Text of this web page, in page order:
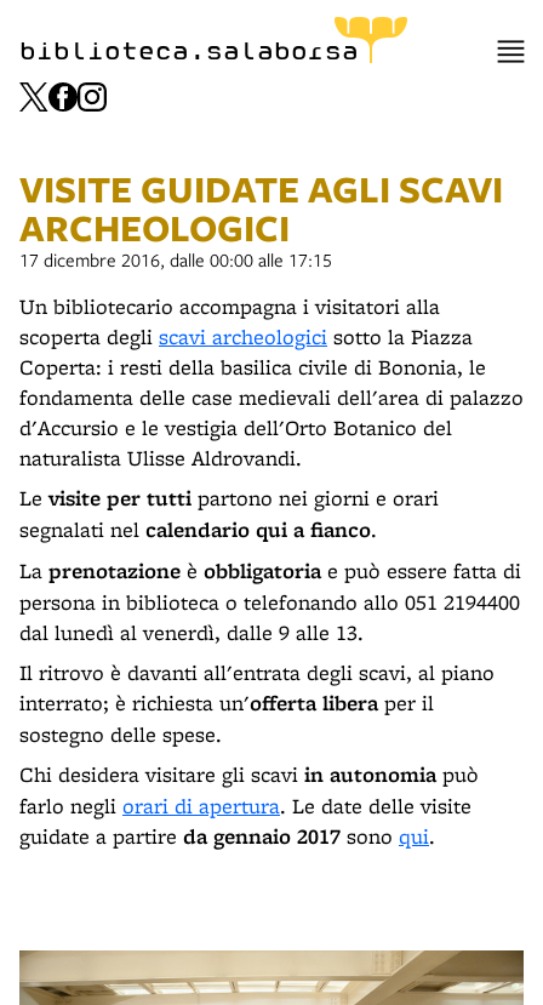
biblioteca.salaborsa
VISITE GUIDATE AGLI SCAVI
ARCHEOLOGICI
17 dicembre 2016, dalle 00:00 alle 17:15
Un bibliotecario accompagna i visitatori alla
scoperta degli scavi archeologici sotto la Piazza
Coperta: i resti della basilica civile di Bononia, le
fondamenta delle case medievali dell'area di palazzo
d'Accursio e le vestigia dell'Orto Botanico del
naturalista Ulisse Aldrovandi.
Levisite per tutti partono nei giorni e orari
segnalati nel calendario qui a fianco.
La prenotazione è obbligatoriae può essere fatta di
persona in biblioteca o telefonando allo 051 2194400
dal lunedì al venerdì, dalle 9 alle 13.
Il ritrovo è davanti all'entrata degli scavi, al piano
interrato; è richiesta un'offerta liberaper il
sostegno delle spese.
Chi desidera visitare gli scavi in autonomiapuò
farlo negli orari di apertura. Le date delle visite
guidate a partire da gennaio 2017 sono qui.